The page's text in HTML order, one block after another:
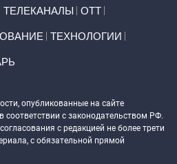
ТЕЛЕКАНАЛЫ ОТТ
ТЕХНОЛОГИИ
опубликованные на сайте
соответствии с законодательством РФ.
с редакцией не более трети
с обязательной прямой